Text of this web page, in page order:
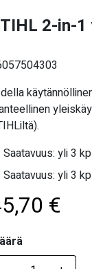
2-in-
Saatavuus: yli 3
Saatavuus: yli 3
€